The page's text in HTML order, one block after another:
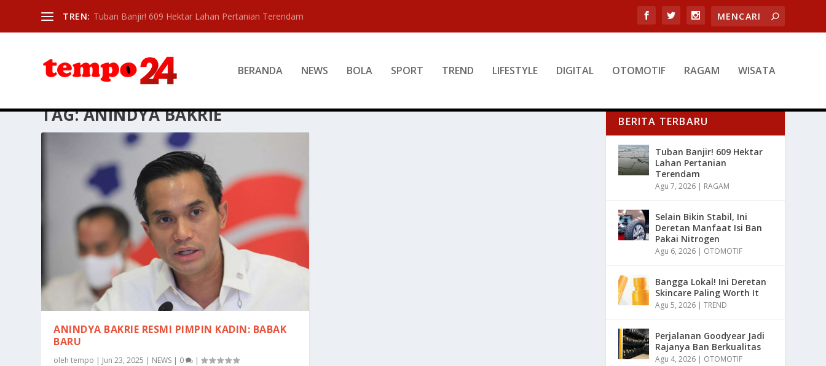
TREN: Tuban Banjir! 609 Hektar Lahan Pertanian Terendam
BERANDA NEWS BOLA SPORT TREND LIFESTYLE DIGITAL OTOMOTIF RAGAM WISATA
TAG:ANINDYA BAKRIE
ANINDYA BAKRIE RESMI PIMPIN KADIN: BABAK
BARU
olehtempo | Jun 23, 2025 | NEWS | 0 |
BERITA TERBARU
Tuban Banjir! 609 Hektar
Lahan Pertanian
Terendam
Agu 7, 2026 | RAGAM
Selain Bikin Stabil, Ini
Deretan Manfaat Isi Ban
Pakai Nitrogen
Agu 6, 2026 | OTOMOTIF
Bangga Lokal! Ini Deretan
Skincare Paling Worth It
Agu 5, 2026 |TREND
Perjalanan Goodyear Jadi
Rajanya Ban Berkualitas
Agu 4, 2026 | OTOMOTIF